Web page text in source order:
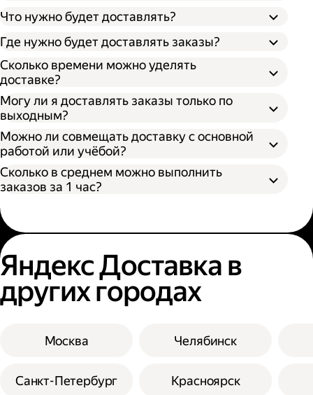
Через парк;
Через парк как самозанятый;
Как самозанятый;
Что нужно будет доставлять?
Где нужно будет доставлять заказы?
Сколько времени можно уделять
доставке?
Могу ли я доставлять заказы только по
выходным?
Можно ли совмещать доставку с основной
работой или учёбой?
Сколько в среднем можно выполнить
заказов за 1 час?
Яндекс Доставка в
других городах
Москва
Санкт-Петербург
Челябинск
Красноярск